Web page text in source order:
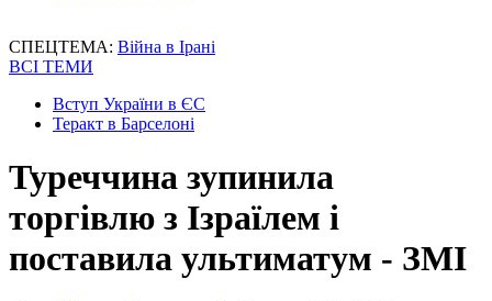
СПЕЦТЕМА: Війна в Ірані
ВСІ ТЕМИ
Вступ України в ЄС
Теракт в Барселоні
Туреччина зупинила
торгівлю з Ізраїлем і
поставила ультиматум - ЗМІ